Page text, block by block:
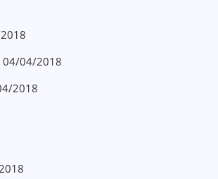
04/04/2018
2018